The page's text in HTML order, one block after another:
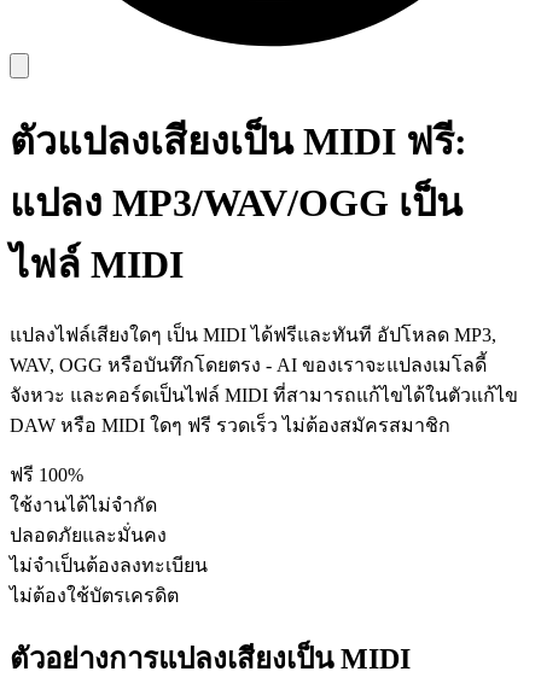
ตัวแปลงเสียงเป็น MIDI ฟรี:
แปลง MP3/WAV/OGG เป็น
ไฟล์ MIDI
แปลงไฟล์เสียงใดๆ เป็น MIDI ได้ฟรีและทันที อัปโหลด MP3,
WAV, OGG หรือบันทึกโดยตรง - AI ของเราจะแปลงเมโลดี้
จังหวะ และคอร์ดเป็นไฟล์ MIDI ที่สามารถแก้ไขได้ในตัวแก้ไข
DAW หรือ MIDI ใดๆ ฟรี รวดเร็ว ไม่ต้องสมัครสมาชิก
ฟรี 100%
ใช้งานได้ไม่จํากัด
ปลอดภัยและมั่นคง
ไม่จําเป็นต้องลงทะเบียน
ไม่ต้องใช้บัตรเครดิต
ตัวอย่างการแปลงเสียงเป็น MIDI